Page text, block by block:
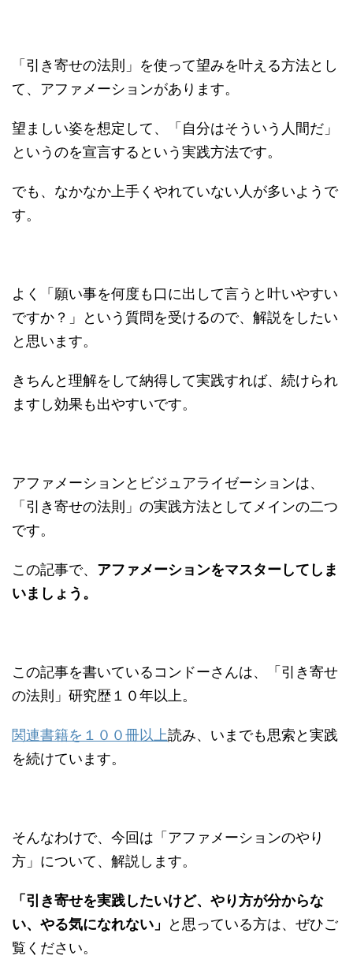
「引き寄せの法則」を使って望みを叶える方法とし
て、アファメーションがあります。
望ましい姿を想定して、「自分はそういう人間だ」
というのを宣言するという実践方法です。
でも、なかなか上手くやれていない人が多いようで
す。
よく「願い事を何度も口に出して言うと叶いやすい
ですか？」という質問を受けるので、解説をしたい
と思います。
きちんと理解をして納得して実践すれば、続けられ
ますし効果も出やすいです。
アファメーションとビジュアライゼーションは、
「引き寄せの法則」の実践方法としてメインの二つ
です。
この記事で、 アファメーションをマスターしてしま
いましょう。
この記事を書いているコンドーさんは、「引き寄せ
の法則」研究歴１０年以上。
関連書籍を１００冊以上読み、いまでも思索と実践
を続けています。
そんなわけで、今回は「アファメーションのやり
方」について、解説します。
「引き寄せを実践したいけど、やり方が分からな
い、やる気になれない」
と思っている方は、ぜひご
覧ください。